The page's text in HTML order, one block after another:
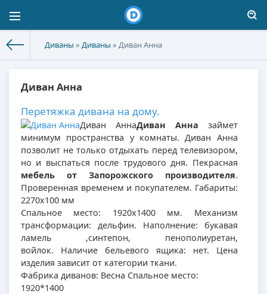
Диваны » Диваны » Диван Анна
Диван Анна
Перетяжка дивана на дому.
Диван АннаДиван Анна займет
минимум пространства у комнаты. Диван Анна
позволит не только отдыхать перед телевизором,
но и выспаться после трудового дня. Пекрасная
мебель от Запорожского производителя.
Проверенная временем и покупателем. Габариты:
2270х100 мм
Спальное место: 1920х1400 мм. Механизм
трансформации: дельфин. Наполнение: букавая
ламель ,синтепон, пенополиуретан,
войлок. Наличие бельевого ящика: нет. Цена
изделия зависит от категории ткани.
Фабрика диванов: Весна Спальное место:
1920*1400